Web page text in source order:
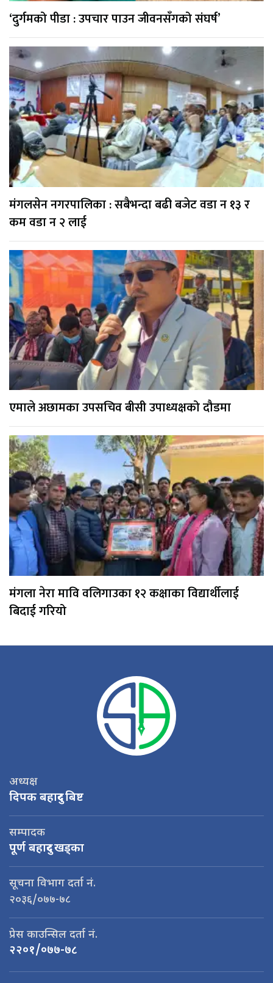
‘दुर्गमको पीडा : उपचार पाउन जीवनसँगको संघर्ष’
मंगलसेन नगरपालिका : सबैभन्दा बढी बजेट वडा न १३ र
कम वडा न २ लाई
एमाले अछामका उपसचिव बीसी उपाध्यक्षको दौडमा
मंगला नेरा मावि वलिगाउका १२ कक्षाका विद्यार्थीलाई
बिदाई गरियो
अध्यक्ष
दिपक बहादुर बिष्ट
सम्पादक
पूर्ण बहादुर खड्का
सूचना विभाग दर्ता नं.
२०३६/०७७-७८
प्रेस काउन्सिल दर्ता नं.
२२०१/०७७-७८